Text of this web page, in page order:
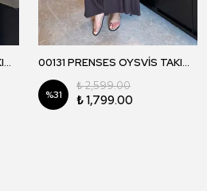
00131 PRENSES OYSVİS TAKIM - Siyah 00131 PRENSES OYSVİS TAKIM - Kahverengi
%31
₺ 2,599.00
₺ 1,799.00